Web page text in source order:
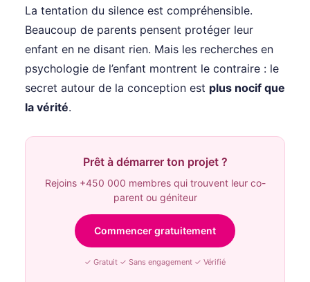
La tentation du silence est compréhensible.
Beaucoup de parents pensent protéger leur
enfant en ne disant rien. Mais les recherches en
psychologie de l’enfant montrent le contraire : le
secret autour de la conception est plus nocif que
la vérité.
Prêt à démarrer ton projet ?
Rejoins +450 000 membres qui trouvent leur co-
parent ou géniteur
Commencer gratuitement
✓ Gratuit ✓ Sans engagement ✓ Vérifié